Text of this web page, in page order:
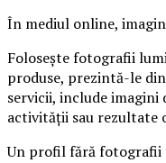
În mediul online,
Folosește fotografii
produse, prezintă-le
servicii, include
activității sau
Un profil fără fotografii